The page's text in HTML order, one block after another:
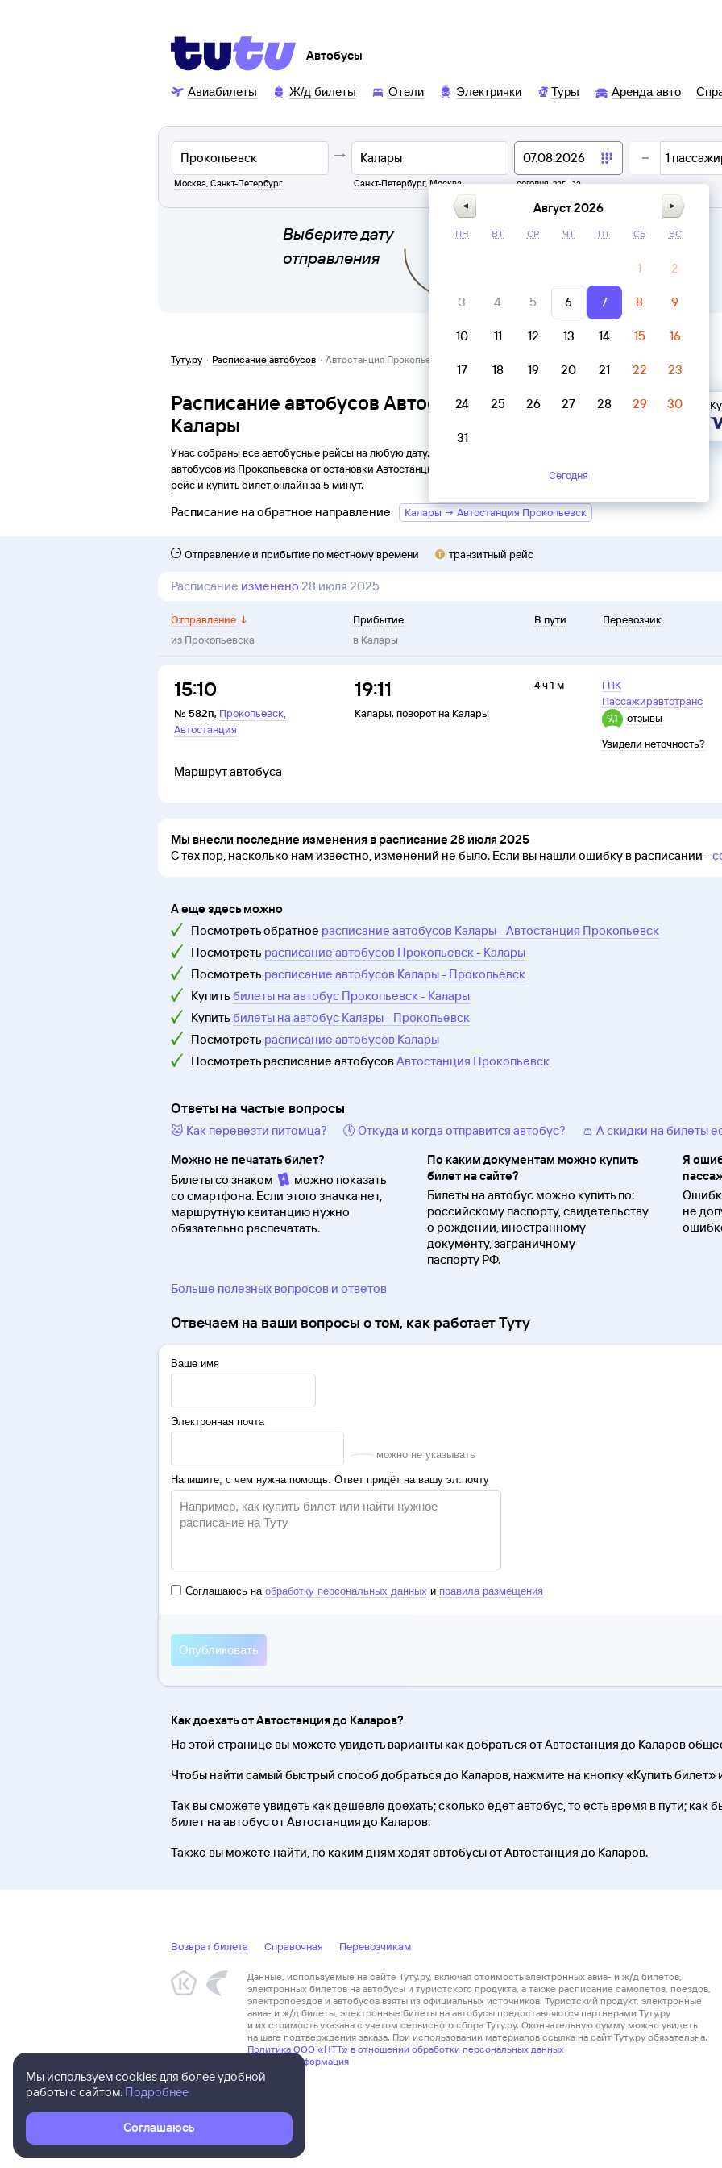
Автобусы
Авиабилеты Ж/д билеты Отели Электрички Туры Аренда авто
Москва, Санкт-Петербург Санкт-Петербург, Москва сегодня, завтра
1
Выберите дату
отправления
Туту.ру · Расписание автобусов · Автостанция Прокопьевск → Калары
Расписание автобусов Автостанция Прокопьевск →
Калары
У нас собраны все автобусные рейсы на любую дату. Вы можете узнать точное расписание
автобусов из Прокопьевскаотостановки Автостанция
рейс и купить билет онлайн за 5 минут.
Расписание на обратное направление Калары → Автостанция Прокопьевск
Отправление и прибытие по местному времени транзитный рейс
Расписание изменено 28 июля 2025
Отправление ↓
из Прокопьевска
Прибытие
в Калары
В пути Перевозчик
15:10
№ 582п, Прокопьевск,
Автостанция
19:11
Калары, поворот на Калары
4 ч 1 м
ГПК
Пассажиравтотранс
9,1
отзывы
Увидели неточность?
Маршрут автобуса
Мы внесли последние изменения в расписание 28 июля 2025
С тех пор, насколько нам известно, изменений не было. Если вы нашли ошибку в расписании -
А еще здесь можно
Посмотреть обратное расписание автобусов Калары - Автостанция Прокопьевск
Посмотреть расписание автобусов Прокопьевск - Калары
Посмотреть расписание автобусов Калары - Прокопьевск
Купить билеты на автобус Прокопьевск - Калары
Купить билеты на автобус Калары - Прокопьевск
Посмотреть расписание автобусов Калары
Посмотреть расписание автобусовАвтостанция Прокопьевск
Ответы на частые вопросы
🐱 Как перевезти питомца? 🕔 Откуда и когда отправится автобус?
👛 А скидки на билеты
Можно не печатать билет?
Билеты со знаком
можно показать
со смартфона. Если этого значка нет,
маршрутную квитанцию нужно
обязательно распечатать.
По каким документам можно купить
билет на сайте?
Билеты на автобус можно купить по:
российскому паспорту, свидетельству
о рождении, иностранному
документу, заграничному
паспорту РФ.
Я
не
Больше полезных вопросов и ответов
Отвечаем на ваши вопросы о том, как работает Туту
Ваше имя
Электронная почта
можно не указывать
Напишите, с чем нужна помощь. Ответ придёт на вашу эл.почту
Соглашаюсь на обработку персональных данных и правила размещения
Как доехать от Автостанция до Каларов?
На этой странице вы можете увидеть варианты как добраться от Автостанция до Каларов
Чтобы найти самый быстрый способ добраться до Каларов, нажмите на кнопку «Купить
Так вы сможете увидеть как дешевле доехать; сколько едет автобус, то есть время в пути; как
билет на автобус от Автостанция до Каларов.
Также вы можете найти, по каким дням ходят автобусы от Автостанция до Каларов.
Возврат билета Справочная Перевозчикам
Данные, используемые на сайте Туту.ру, включая стоимость электронных авиа- и ж/д билетов,
электронных билетов на автобусы и туристского продукта, а также расписание самолетов, поездов,
электропоездов и автобусов взяты из официальных источников. Туристский продукт, электронные
авиа- и ж/д билеты, электронные билеты на автобусы предоставляются партнерами Туту.ру
и их стоимость указана с учетом сервисного сбора Туту.ру. Окончательную сумму можно увидеть
на шаге подтверждения заказа. При использовании материалов ссылка на сайт Туту.ру обязательна.
Политика ООО «НТТ» в отношении обработки персональных данных
Правовая информация
Мы используем cookies для более удобной
работы с сайтом. Подробнее
Соглашаюсь
Август 2026
ПН ВТ СР ЧТ ПТ СБ ВС
1 2
3 4 5 6 7 8 9
10 11 12 13 14 15 16
17 18 19 20 21 22 23
24 25 26 27 28 29 30
31
Сегодня